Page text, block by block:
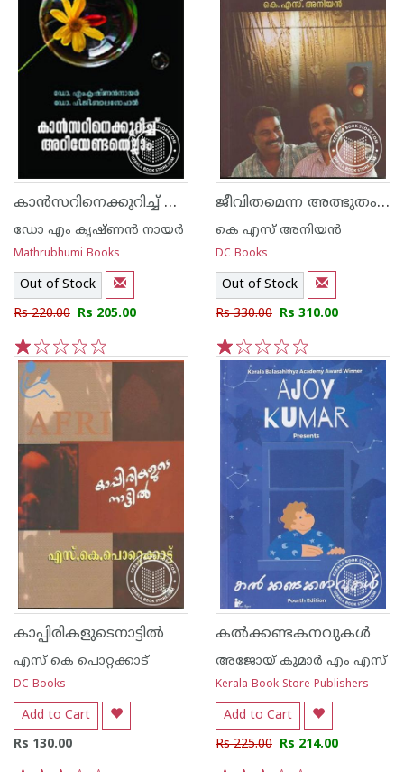
കാന്‍സറിനെക്കുറിച്ച് അറിയേണ്ടതെല്ലാം
ഡോ എം കൃഷ്ണന്‍ നായര്‍
Mathrubhumi Books
Out of Stock
Rs 220.00 Rs 205.00
5
4
3
2
1
ജീവിതമെന്ന അത്ഭുതം ഡോ വി പി ഗംഗാധരന്റെ അനുഭവങ്ങള്‍
കെ എസ് അനിയന്‍
DC Books
Out of Stock
Rs 330.00 Rs 310.00
5
4
3
2
1
കാപ്പിരികളുടെനാട്ടില്‍
എസ്‌ കെ പൊറ്റക്കാട്‌
DC Books
Add to Cart
Rs 130.00
കല്‍ക്കണ്ടകനവുകള്‍
അജോയ് കുമാര്‍ എം എസ്
Kerala Book Store Publishers
Add to Cart
Rs 225.00 Rs 214.00